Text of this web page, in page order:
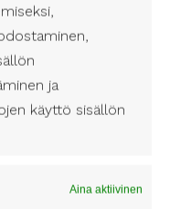
ja
käyttö sisällön
Aina aktiivinen
liikenteen
tarjontaa,
ja
ja
ravintolat ja